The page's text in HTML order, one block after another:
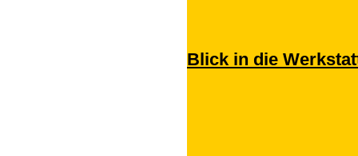
Blick in die